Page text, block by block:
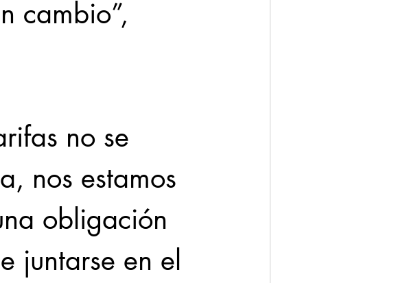
cambio”,
no se
nos estamos
obligación
juntarse en el